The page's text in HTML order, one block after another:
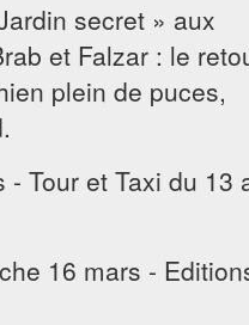
secret » aux
et Falzar : le
plein de puces,
Tour et Taxi du 13
16 mars -